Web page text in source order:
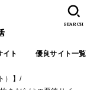
イト 優良サイト一覧
SEARCH
）】